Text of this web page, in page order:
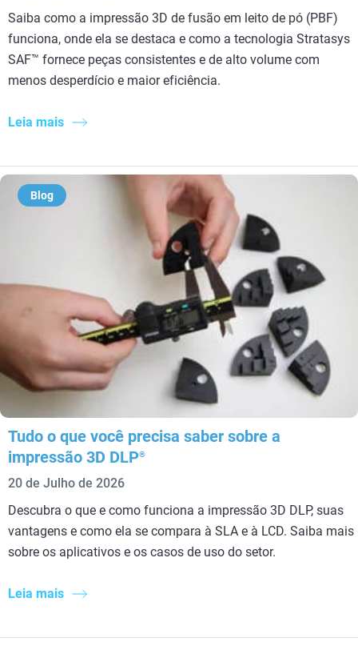
Saiba como a impressão 3D de fusão em leito de pó (PBF)
funciona, onde ela se destaca e como a tecnologia Stratasys
SAF™ fornece peças consistentes e de alto volume com
menos desperdício e maior eficiência.
Leia mais
Blog
Tudo o que você precisa saber sobre a
impressão 3D DLP®
20 de Julho de 2026
Descubra o que e como funciona a impressão 3D DLP, suas
vantagens e como ela se compara à SLA e à LCD. Saiba mais
sobre os aplicativos e os casos de uso do setor.
Leia mais